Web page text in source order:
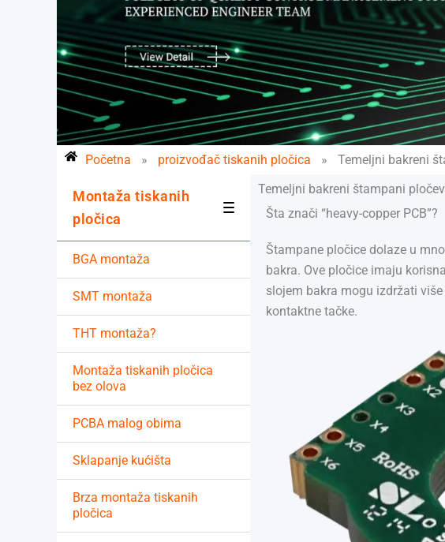
Početna » proizvođač tiskanih pločica » Temeljni bakreni
Montaža tiskanih
pločica
BGA montaža
SMT montaža
THT montaža?
Montaža tiskanih pločica
bez olova
PCBA malog obima
Sklapanje kućišta
Brza montaža tiskanih
pločica
Temeljni bakreni štampani
Šta znači “heavy-copper PCB”?
Štampane pločice dolaze u
bakra. Ove pločice imaju
slojem bakra mogu izdržati
kontaktne tačke.